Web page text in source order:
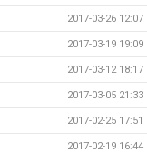
2017-03-26 12:07
2017-03-19 19:09
2017-03-12 18:17
2017-03-05 21:33
2017-02-25 17:51
2017-02-19 16:44